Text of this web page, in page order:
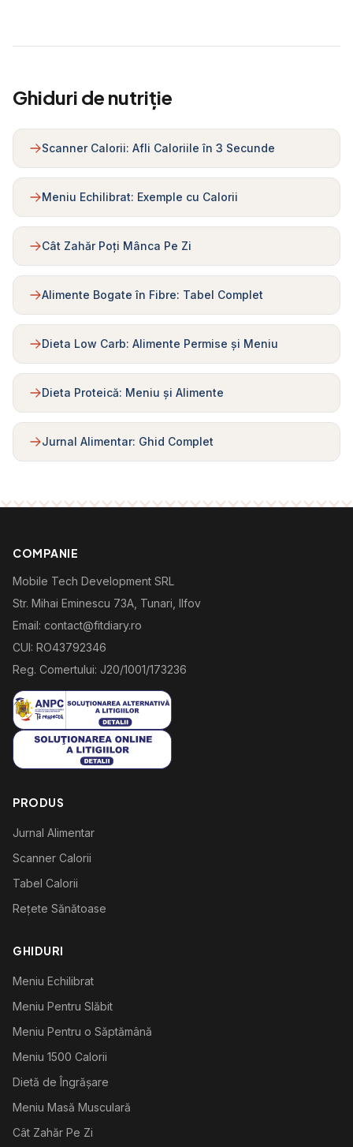
Ghiduri de nutriție
Scanner Calorii: Afli Caloriile în 3 Secunde
Meniu Echilibrat: Exemple cu Calorii
Cât Zahăr Poți Mânca Pe Zi
Alimente Bogate în Fibre: Tabel Complet
Dieta Low Carb: Alimente Permise și Meniu
Dieta Proteică: Meniu și Alimente
Jurnal Alimentar: Ghid Complet
COMPANIE
Mobile Tech Development SRL
Str. Mihai Eminescu 73A, Tunari, Ilfov
Email: contact@fitdiary.ro
CUI: RO43792346
Reg. Comertului: J20/1001/173236
PRODUS
Jurnal Alimentar
Scanner Calorii
Tabel Calorii
Rețete Sănătoase
GHIDURI
Meniu Echilibrat
Meniu Pentru Slăbit
Meniu Pentru o Săptămână
Meniu 1500 Calorii
Dietă de Îngrășare
Meniu Masă Musculară
Cât Zahăr Pe Zi